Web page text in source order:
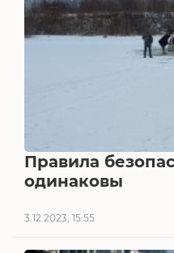
Правила
одинаковы
3.12.2023, 15:55